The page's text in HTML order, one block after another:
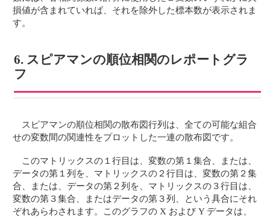
損値が含まれていれば、それを除外した標本数が表示されま
す。
6. スピアマンの順位相関のレポートグラ
フ
スピアマンの順位相関の散布図行列は、全ての可能な組合
せの変数間の関連性をプロットした一連の散布図です。
このマトリックスの１行目は、変数の第１集合、または、
データの第１列を、マトリックスの２行目は、変数の第２集
合、または、データの第２列を、マトリックスの３行目は、
変数の第３集合、またはデータの第３列、という具合にそれ
ぞれあらわされます。このグラフの X および Y データは、